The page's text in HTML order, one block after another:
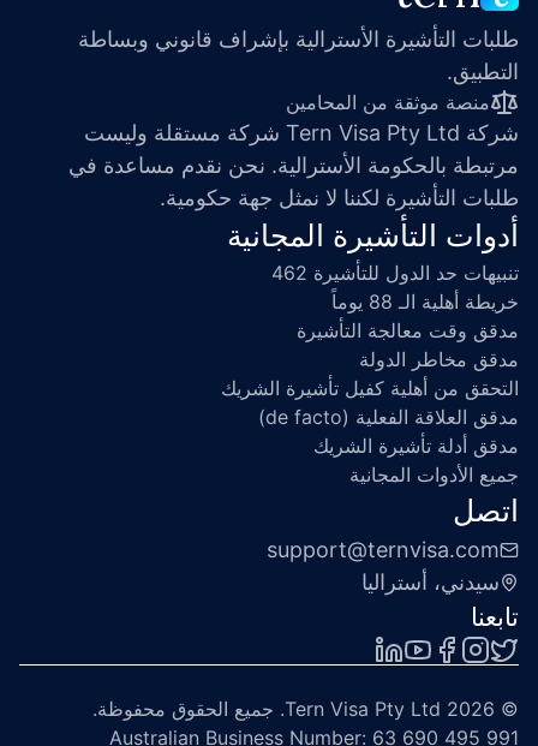
التطبيق.
منصة موثقة من المحامين
طلبات التأشيرة لكننا لا نمثل جهة حكومية.
أدوات التأشيرة المجانية
تنبيهات حد الدول للتأشيرة 462
خريطة أهلية الـ 88 يوماً
مدقق وقت معالجة التأشيرة
مدقق مخاطر الدولة
التحقق من أهلية كفيل تأشيرة الشريك
مدقق العلاقة الفعلية (de facto)
مدقق أدلة تأشيرة الشريك
جميع الأدوات المجانية
اتصل
support@ternvisa.com
سيدني، أستراليا
تابعنا
©
2026
Australian Business Number: 63 690 495 991